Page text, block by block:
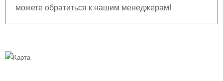
можете обратиться к нашим менеджерам!